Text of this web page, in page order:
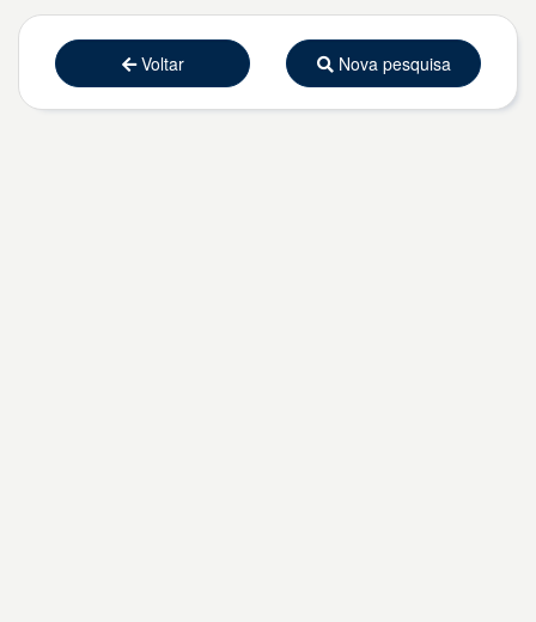
Voltar Nova pesquisa